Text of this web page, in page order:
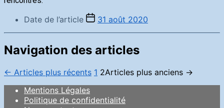
Date de l’article 31 août 2020
Navigation des articles
← Articles plus récents 1 2Articles plus anciens →
Mentions Légales
Politique de confidentialité